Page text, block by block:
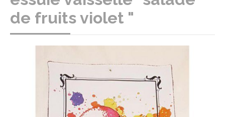
de fruits violet "